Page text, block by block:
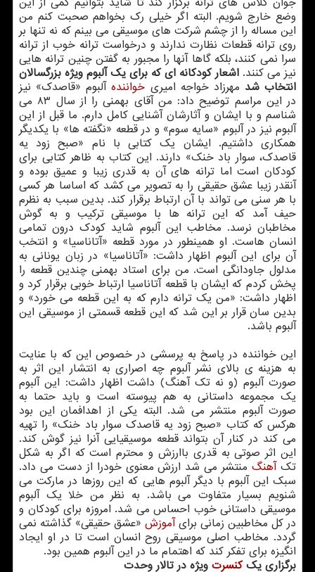
وضع خارج شویم. البته اگر خیلی رك بخواهم صحبت كنم من
این مساله را از چشم شركت های موسیقی می بینم كه نه تنها بر
روی ترانه قطعات نظارت ندارند و درخواست ترانه خوب از ترانه
سرا نمی كنند، بلكه گاها آنها را مجبور به گفتن چنین ترانه هایی
نیز می كنند. اشعار كودكانه ای كه برای یك آلبوم ویژه بزرگسالان
انتخاب شد مهرزاد خواجه امیری خوانندهآلبوم «قاصدك» نیز
در این مراسم توضیح داد: من آقای بهمنی را از سال ۸۳ می
شناسم و با ایشان و آثارشان آشنایی كامل دارم. ما قبل از این
آلبوم نیز در آلبوم «سایه سوم» و در قطعه «نگفته ها» با یكدیگر
همكاری داشتیم. ایشان یك كتابی با نام «صبح زود یه
قاصدك، سوار باد خنك» دارند. این كتاب به ظاهر كتابی برای
كودكان است اما ترانه های آن به قدری زیبا و عمیق بوده و
آنقدر زیبا عشق حقیقی را به تصویر می كشد كه اساسا هر كسی
با هر سنی می تواند با آن ارتباط برقرار كند. بدین سبب به نظرم
حیف آمد كه این ترانه ها با موسیقی تركیب و به گوش
مخاطبان نرسد. مخاطب این آلبوم شاید كودك درون تمامی
انسان هاست. او همینطور در مورد قطعه «آتاناسیا» و انتخب
آن برای این آلبوم اظهار داشت: «آتاناسیا» در زبان یونانی به
مدلول جاودانگی است. من برای استاد بهمنی چندین قطعه را
پخش كردم كه ایشان با قطعه آتاناسیا ارتباط خوبی برقرار كرد و
اظهار داشت: «من یك ترانه دارم كه به این قطعه می خورد» و
بدین سان قرار بر این شد كه این قطعه قسمتی از موسیقی این
آلبوم باشد.
این خواننده در پاسخ به پرسشی در خصوص این كه با عنایت
به هزینه ی بالای نشر آلبوم چه اصراری به انتشار این اثر به
صورت آلبوم (و نه تك آهنگ) داشت اظهار داشت: این آلبوم
یك مجموعه داستانی به هم پیوسته است و باید حتما به
صورت آلبوم منتشر می شد. البته یكی از اهدافمان این بود
هركس كه كتاب «صبح زود یه قاصدك سوار باد خنك» را تهیه
می كند در كنار آن بتواند قطعه موسیقیایی آنرا نیز گوش كند.
این اثر صوتی به قدری باارزش و محترم است كه اگر به شكل
تكآهنگمنتشر می شد ارزش معنوی خودرا از دست می داد.
سبك این آلبوم با دیگر آلبوم هایی كه این روزها در ماركت می
شنویم بسیار متفاوت می باشد. به نظر من خلا یك آلبوم
موسیقی داستانی خوب احساس می شد. امروزه برای كودكان و
در كل مخاطبین زمانی برایآموزش «عشق حقیقی» گذاشته نمی
گردد. مخاطب اصلی موسیقی روح انسان است تا در او ایجاد
انگیزه برای تفكر كند كه اهتمام ما در این آلبوم همین بود.
برگزاری یككنسرت ویژه در تالار وحدت